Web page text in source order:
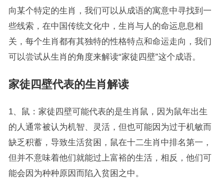
向某个特定的生肖，我们可以从成语的寓意中寻找到一
些线索，在中国传统文化中，生肖与人的命运息息相
关，每个生肖都有其独特的性格特点和命运走向，我们
可以尝试从生肖的角度来解读“家徒四壁”这个成语。
家徒四壁代表的生肖解读
1、鼠：家徒四壁可能代表的是生肖鼠，因为鼠年出生
的人通常被认为机智、灵活，但也可能因为过于机敏而
缺乏积蓄，导致生活贫困，鼠在十二生肖中排名第一，
但并不意味着他们就能过上富裕的生活，相反，他们可
能会因为种种原因而陷入贫困之中。